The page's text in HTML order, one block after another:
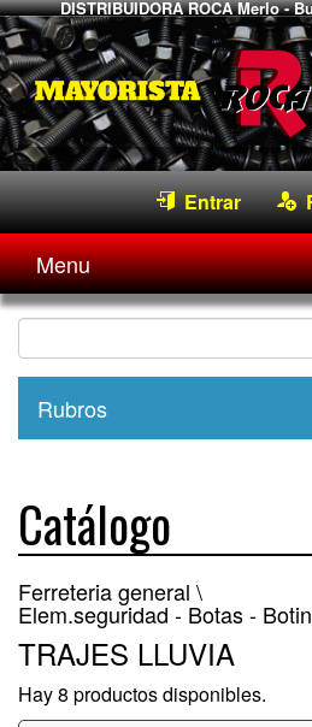
DISTRIBUIDORA ROCA Merlo -
Entrar
Menu
Rubros
Catálogo
Ferreteria general \
Elem.seguridad - Botas -
TRAJES LLUVIA
Hay 8 productos disponibles.